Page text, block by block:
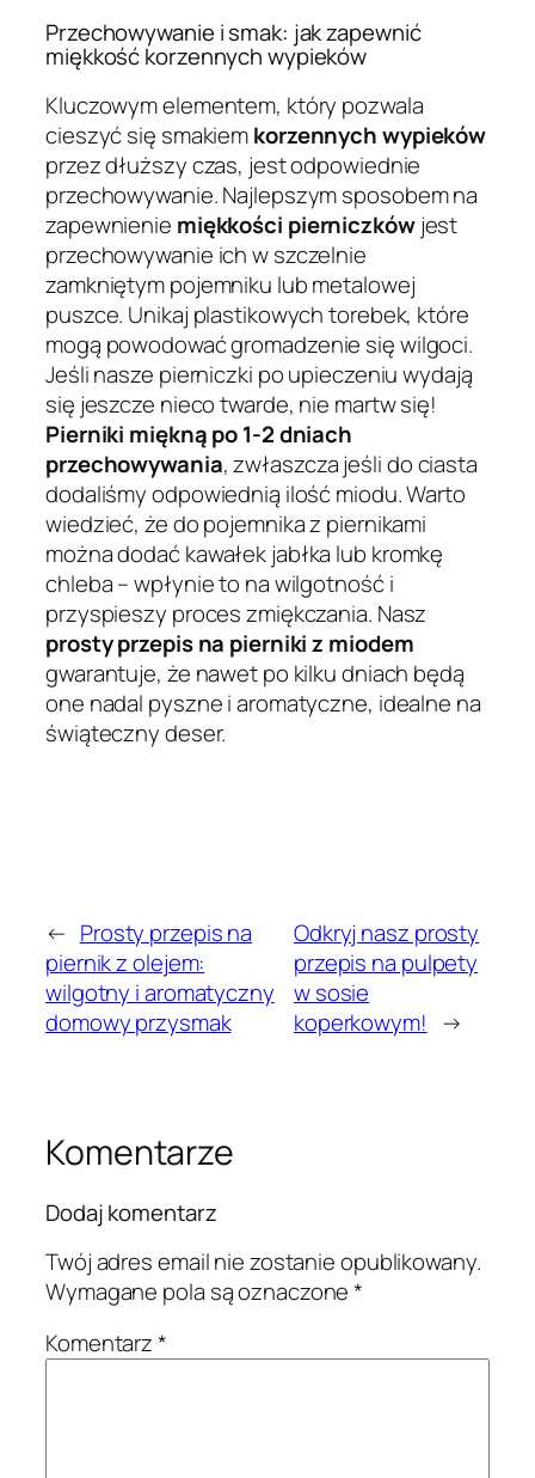
Przechowywanie i smak: jak zapewnić
miękkość korzennych wypieków
Kluczowym elementem, który pozwala
cieszyć się smakiemkorzennych wypieków
przez dłuższy czas, jest odpowiednie
przechowywanie. Najlepszym sposobem na
zapewnienie miękkości pierniczkówjest
przechowywanie ich w szczelnie
zamkniętym pojemniku lub metalowej
puszce. Unikaj plastikowych torebek, które
mogą powodować gromadzenie się wilgoci.
Jeśli nasze pierniczki po upieczeniu wydają
się jeszcze nieco twarde, nie martw się!
Pierniki miękną po 1-2 dniach
przechowywania, zwłaszcza jeśli do ciasta
dodaliśmy odpowiednią ilość miodu. Warto
wiedzieć, że do pojemnika z piernikami
można dodać kawałek jabłka lub kromkę
chleba – wpłynie to na wilgotność i
przyspieszy proces zmiękczania. Nasz
prosty przepis na pierniki z miodem
gwarantuje, że nawet po kilku dniach będą
one nadal pyszne i aromatyczne, idealne na
świąteczny deser.
← Prosty przepis na
piernik z olejem:
wilgotny i aromatyczny
domowy przysmak
Odkryj nasz prosty
przepis na pulpety
w sosie
koperkowym! →
Komentarze
Dodaj komentarz
Twój adres email nie zostanie opublikowany.
Wymagane pola są oznaczone*
Komentarz*